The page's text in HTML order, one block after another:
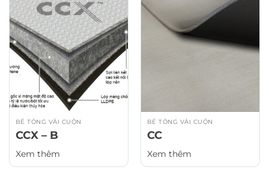
BÊ TÔNG VẢI CUỘN
CCX – B
Xem thêm
BÊ TÔNG VẢI CUỘN
CC
Xem thêm